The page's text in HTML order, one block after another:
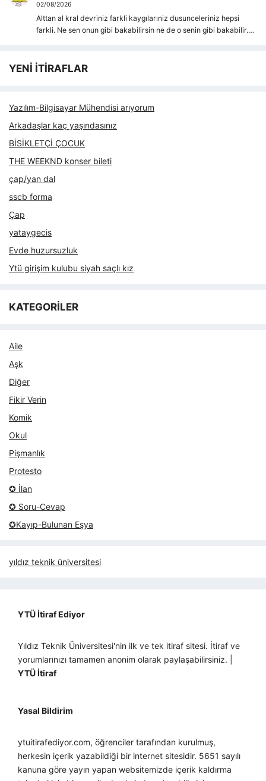
02/08/2026
Alttan al kral devriniz farkli kaygılarıniz dusunceleriniz hepsi
farkli. Ne sen onun gibi bakabilirsin ne de o senin gibi bakabilir.…
YENİ İTİRAFLAR
Yazılım-Bilgisayar Mühendisi arıyorum
Arkadaşlar kaç yaşındasınız
BİSİKLETÇİ ÇOCUK
THE WEEKND konser bileti
çap/yan dal
sscb forma
Çap
yataygecis
Evde huzursuzluk
Ytü girişim kulubu siyah saçlı kız
KATEGORİLER
Aile
Aşk
Diğer
Fikir Verin
Komik
Okul
Pişmanlık
Protesto
✪ İlan
✪ Soru-Cevap
✪Kayıp-Bulunan Eşya
yıldız teknik üniversitesi
YTÜ İtiraf Ediyor
Yıldız Teknik Üniversitesi'nin ilk ve tek itiraf sitesi. İtiraf ve
yorumlarınızı tamamen anonim olarak paylaşabilirsiniz. |
YTÜ İtiraf
Yasal Bildirim
ytuitirafediyor.com, öğrenciler tarafından kurulmuş,
herkesin içerik yazabildiği bir internet sitesidir. 5651 sayılı
kanuna göre yayın yapan websitemizde içerik kaldırma